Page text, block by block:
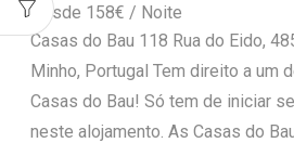
158€
Casas do Bau 118 Rua do Eido,
Minho, Portugal Tem direito a um
Casas do Bau! Só tem de iniciar
neste alojamento. As Casas do